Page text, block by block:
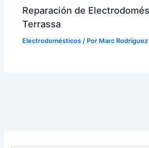
Reparación de
Terrassa
Electrodomésticos / Por Marc Rodríguez